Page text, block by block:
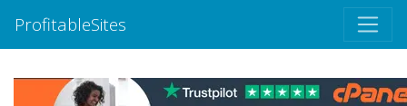
ProfitableSites